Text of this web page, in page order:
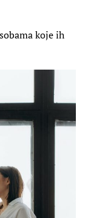
koje ih